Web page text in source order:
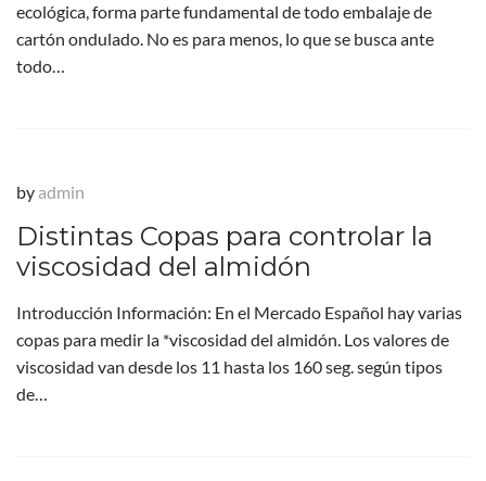
ecológica, forma parte fundamental de todo embalaje de
cartón ondulado. No es para menos, lo que se busca ante
todo…
by admin
Distintas Copas para controlar la
viscosidad del almidón
Introducción Información: En el Mercado Español hay varias
copas para medir la *viscosidad del almidón. Los valores de
viscosidad van desde los 11 hasta los 160 seg. según tipos
de…